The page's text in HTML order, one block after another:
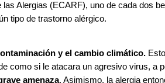
Alergias (ECARF), uno de cada dos
tipo de trastorno alérgico.
y el cambio climático.Esto
como si le atacara un agresivo virus, a
amenaza. Asimismo, la alergia